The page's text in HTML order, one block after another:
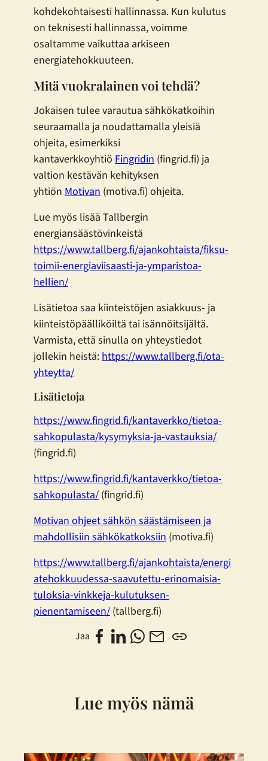
kohdekohtaisesti hallinnassa. Kun kulutus
on teknisesti hallinnassa, voimme
osaltamme vaikuttaa arkiseen
energiatehokkuuteen.
Mitä vuokralainen voi tehdä?
Jokaisen tulee varautua sähkökatkoihin
seuraamalla ja noudattamalla yleisiä
ohjeita, esimerkiksi
kantaverkkoyhtiö Fingridin (fingrid.fi) ja
valtion kestävän kehityksen
yhtiön Motivan (motiva.fi) ohjeita.
Lue myös lisää Tallbergin
energiansäästövinkeistä
https://www.tallberg.fi/ajankohtaista/fiksu-
toimii-energiaviisaasti-ja-ymparistoa-
hellien/
Lisätietoa saa kiinteistöjen asiakkuus- ja
kiinteistöpäälliköiltä tai isännöitsijältä.
Varmista, että sinulla on yhteystiedot
jollekin heistä: https://www.tallberg.fi/ota-
yhteytta/
Lisätietoja
https://www.fingrid.fi/kantaverkko/tietoa-
sahkopulasta/kysymyksia-ja-vastauksia/
(fingrid.fi)
https://www.fingrid.fi/kantaverkko/tietoa-
sahkopulasta/ (fingrid.fi)
Motivan ohjeet sähkön säästämiseen ja
mahdollisiin sähkökatkoksiin (motiva.fi)
https://www.tallberg.fi/ajankohtaista/energi
atehokkuudessa-saavutettu-erinomaisia-
tuloksia-vinkkeja-kulutuksen-
pienentamiseen/ (tallberg.fi)
Jaa
Lue myös nämä